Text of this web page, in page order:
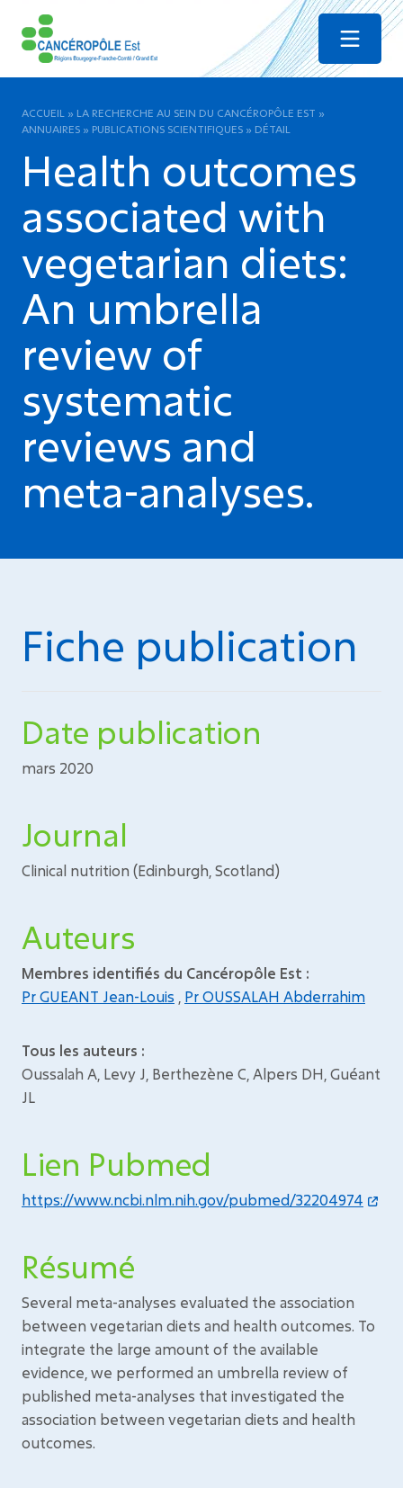
Menu
ACCUEIL » LA RECHERCHE AU SEIN DU CANCÉROPÔLE EST »
ANNUAIRES » PUBLICATIONS SCIENTIFIQUES » DÉTAIL
Health outcomes
associated with
vegetarian diets:
An umbrella
review of
systematic
reviews and
meta-analyses.
Fiche publication
Date publication
mars 2020
Journal
Clinical nutrition (Edinburgh, Scotland)
Auteurs
Membres identifiés du Cancéropôle Est :
Pr GUEANT Jean-Louis
Pr OUSSALAH Abderrahim
Tous les auteurs :
Oussalah A, Levy J, Berthezène C, Alpers DH, Guéant
JL
Lien Pubmed
https://www.ncbi.nlm.nih.gov/pubmed/32204974
Résumé
Several meta-analyses evaluated the association
between vegetarian diets and health outcomes. To
integrate the large amount of the available
evidence, we performed an umbrella review of
published meta-analyses that investigated the
association between vegetarian diets and health
outcomes.